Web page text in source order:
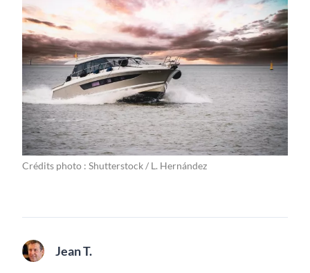
Crédits photo : Shutterstock / L. Hernández
Jean T.